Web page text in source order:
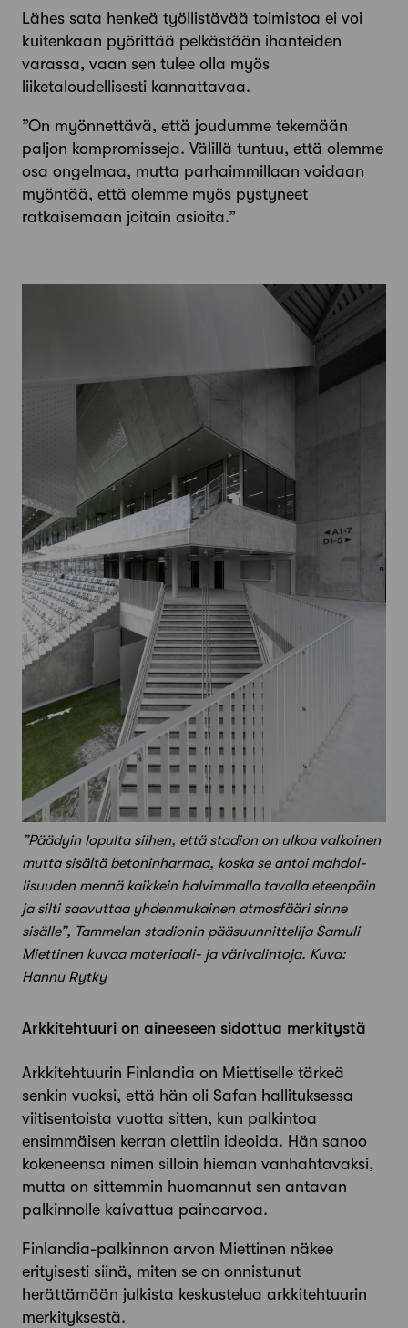
Lähes sata henkeä työllistävää toimistoa ei voi
kuitenkaan pyörittää pelkästään ihanteiden
varassa, vaan sen tulee olla myös
liiketaloudellisesti ­kannattavaa.
”On myönnettävä, että joudumme tekemään
paljon kompromisseja. Välillä tuntuu, että olemme
osa ongelmaa, mutta parhaimmillaan voidaan
myöntää, että olemme myös pystyneet
ratkaisemaan joitain asioita.”
”Päädyin lopulta siihen, että stadion on ulkoa valkoinen
mutta sisältä betoninharmaa, koska se antoi mahdol­
lisuuden mennä kaikkein halvimmalla tavalla eteenpäin
ja silti saavut­taa yhden­mukainen atmosfääri sinne
sisälle”, Tammelan stadionin pääsuunnittelija Samuli
Miettinen kuvaa materiaali- ja väri­valintoja. Kuva:
Hannu Rytky
Arkkitehtuuri on aineeseen sidottua merkitystä
Arkkitehtuurin Finlandia on Miettiselle tärkeä
senkin vuoksi, että hän oli Safan hallituksessa
viitisentoista vuotta sitten, kun palkintoa
ensimmäisen kerran alettiin ideoida. Hän sanoo
kokeneensa nimen silloin hieman vanhahtavaksi,
mutta on sittemmin huomannut sen antavan
palkinnolle kaivattua painoarvoa.
Finlandia-palkinnon arvon Miettinen näkee
erityisesti siinä, miten se on onnistunut
herättämään julkista keskustelua arkkitehtuurin
merkityksestä.